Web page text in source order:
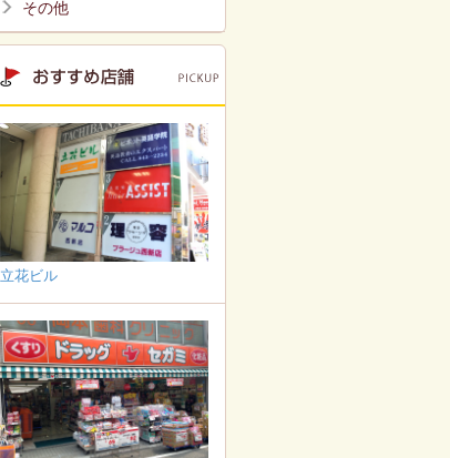
その他
立花ビル